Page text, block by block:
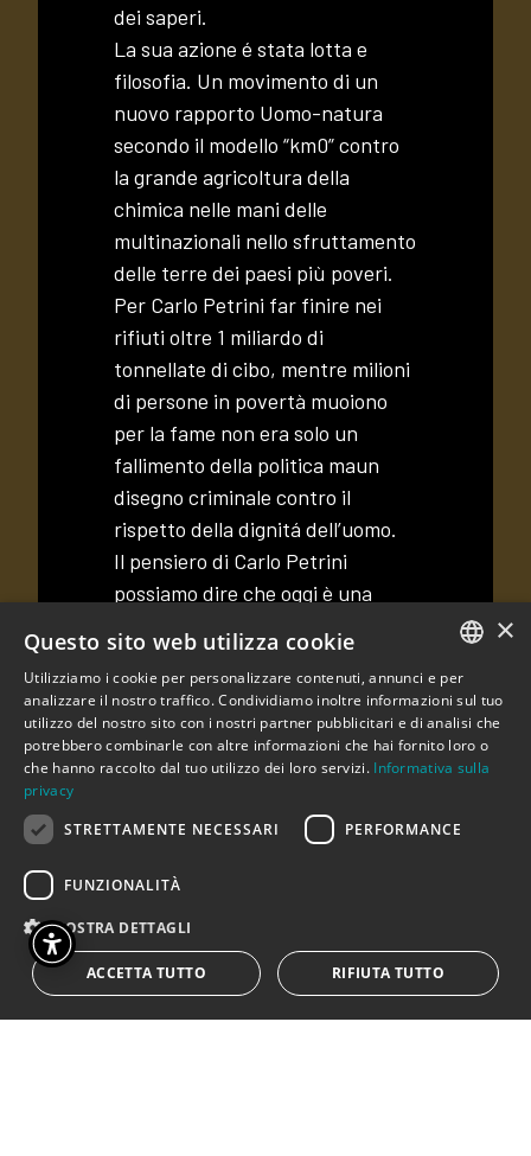
dei saperi.
La sua azione é stata lotta e
filosofia. Un movimento di un
nuovo rapporto Uomo-natura
secondo il modello “km0” contro
la grande agricoltura della
chimica nelle mani delle
multinazionali nello sfruttamento
delle terre dei paesi più poveri.
Per Carlo Petrini far finire nei
rifiuti oltre 1 miliardo di
tonnellate di cibo, mentre milioni
di persone in povertà muoiono
per la fame non era solo un
fallimento della politica maun
disegno criminale contro il
rispetto della dignitá dell’uomo.
Il pensiero di Carlo Petrini
possiamo dire che oggi è una
cui scrivere l’agenda del futuro
per come abitare la terra
sapendola rispettare. Con Carlo
Petrini la cucina è diventata arte
odori, dei luoghi, delle vie, delle
città. La cultura del cibo è
entrata nei teatri e nei musei; è
dove un bicchiere di vino riscalda
le amicizie.
ITALIAN
ENGLISH
×
Questo sito web utilizza cookie
Utilizziamo i cookie per personalizzare contenuti, annunci e per
analizzare il nostro traffico. Condividiamo inoltre informazioni sul tuo
utilizzo del nostro sito con i nostri partner pubblicitari e di analisi che
potrebbero combinarle con altre informazioni che hai fornito loro o
che hanno raccolto dal tuo utilizzo dei loro servizi. Informativa sulla
privacy
STRETTAMENTE NECESSARI
PERFORMANCE
FUNZIONALITÀ
MOSTRA DETTAGLI
ACCETTA TUTTO RIFIUTA TUTTO